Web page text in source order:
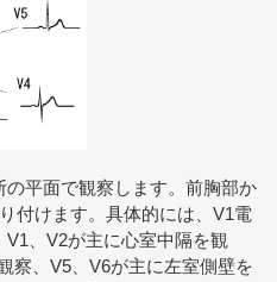
平面で観察します。前胸部か
付けます。具体的には、V1電
、V2が主に心室中隔を観
察、V5、V6が主に左室側壁を